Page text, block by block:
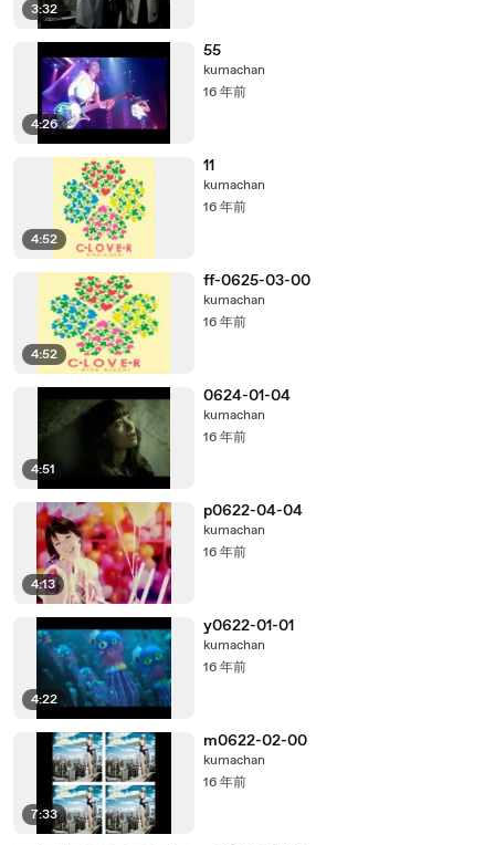
3:32
4:26
55
kumachan
16 年前
4:52
11
kumachan
16 年前
4:52
ff-0625-03-00
kumachan
16 年前
4:51
0624-01-04
kumachan
16 年前
4:13
p0622-04-04
kumachan
16 年前
4:22
y0622-01-01
kumachan
16 年前
7:33
m0622-02-00
kumachan
16 年前